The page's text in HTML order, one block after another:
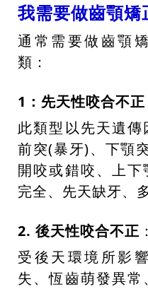
我需要做齒顎矯
通常需要做齒顎
類：
1：先天性咬合不正
此類型以先天遺
前突(暴牙)、下顎
開咬或錯咬、上
完全、先天缺牙、
2. 後天性咬合不正 ：
受後天環境所影
失、恆齒萌發異常